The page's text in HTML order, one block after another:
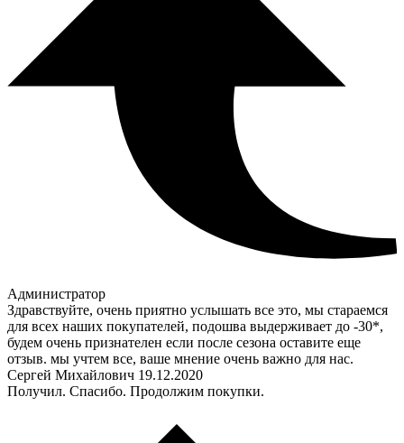
Администратор
Здравствуйте, очень приятно услышать все это, мы стараемся
для всех наших покупателей, подошва выдерживает до -30*,
будем очень признателен если после сезона оставите еще
отзыв. мы учтем все, ваше мнение очень важно для нас.
Сергей Михайлович 19.12.2020
Получил. Спасибо. Продолжим покупки.